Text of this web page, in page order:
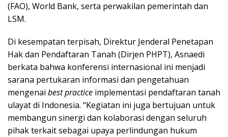
(FAO), World Bank, serta perwakilan pemerintah dan
LSM.
Di kesempatan terpisah, Direktur Jenderal Penetapan
Hak dan Pendaftaran Tanah (Dirjen PHPT), Asnaedi
berkata bahwa konferensi internasional ini menjadi
sarana pertukaran informasi dan pengetahuan
mengenai best practice implementasi pendaftaran tanah
ulayat di Indonesia. “Kegiatan ini juga bertujuan untuk
membangun sinergi dan kolaborasi dengan seluruh
pihak terkait sebagai upaya perlindungan hukum